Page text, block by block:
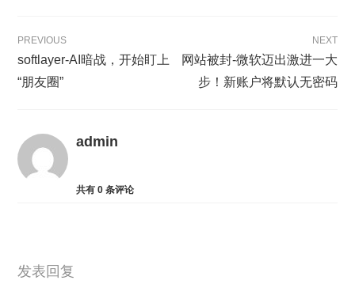
PREVIOUS
softlayer-AI暗战，开始盯上
“朋友圈”
NEXT
网站被封-微软迈出激进一大
步！新账户将默认无密码
admin
共有0 条评论
发表回复